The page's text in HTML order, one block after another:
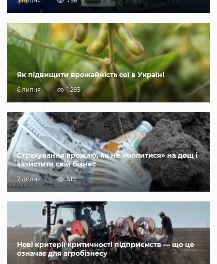
Як підвищити врожайність сої в Україні
6 липня 1 293
Страхування врожаю, як не «молитися» на дощ і
захистити свій бізнес
7 липня 519
Нові критерії критичності підприємств — що це
означає для агробізнесу